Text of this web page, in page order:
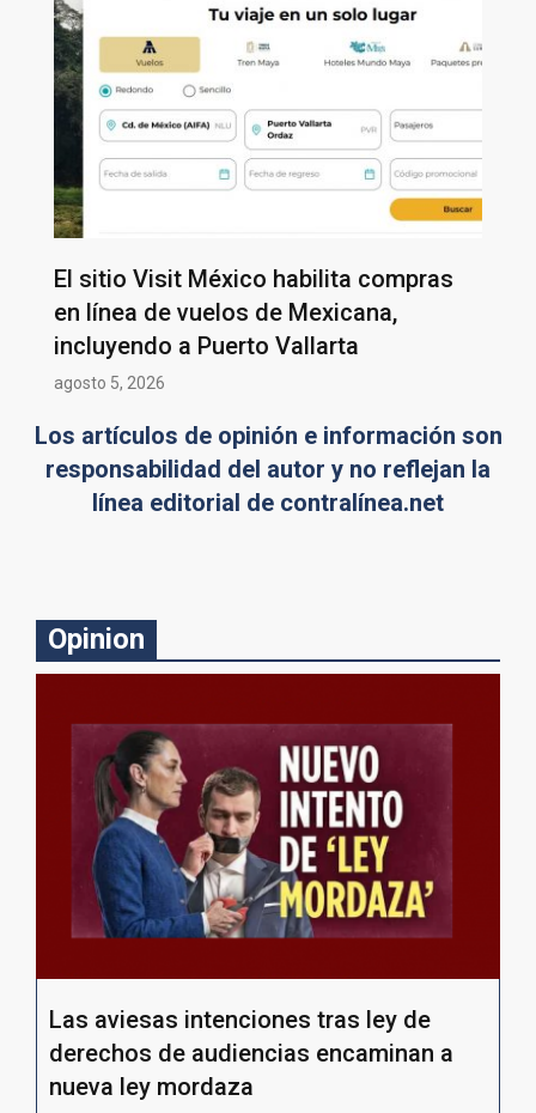
El sitio Visit México habilita compras
en línea de vuelos de Mexicana,
incluyendo a Puerto Vallarta
agosto 5, 2026
Los artículos de opinión e información son
responsabilidad del autor y no reflejan la
línea editorial de contralínea.net
Opinion
Las aviesas intenciones tras ley de
derechos de audiencias encaminan a
nueva ley mordaza